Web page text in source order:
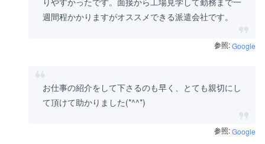
週間程かかりますがオススメできる派遣会社です。
参照:Google
お仕事の紹介をして下さるのも早く、とても親切にし
て頂けて助かりました(*^^*)
参照:Google